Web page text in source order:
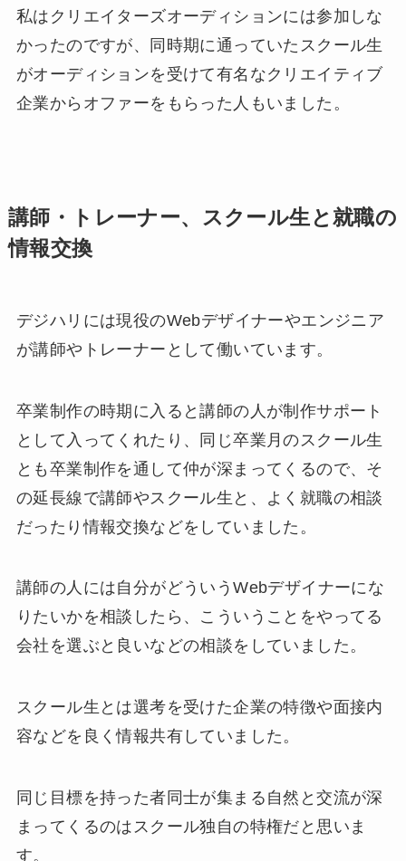
私はクリエイターズオーディションには参加しな
かったのですが、同時期に通っていたスクール生
がオーディションを受けて有名なクリエイティブ
企業からオファーをもらった人もいました。
講師・トレーナー、スクール生と就職の
情報交換
デジハリには現役のWebデザイナーやエンジニア
が講師やトレーナーとして働いています。
卒業制作の時期に入ると講師の人が制作サポート
として入ってくれたり、同じ卒業月のスクール生
とも卒業制作を通して仲が深まってくるので、そ
の延長線で講師やスクール生と、よく就職の相談
だったり情報交換などをしていました。
講師の人には自分がどういうWebデザイナーにな
りたいかを相談したら、こういうことをやってる
会社を選ぶと良いなどの相談をしていました。
スクール生とは選考を受けた企業の特徴や面接内
容などを良く情報共有していました。
同じ目標を持った者同士が集まる自然と交流が深
まってくるのはスクール独自の特権だと思いま
す。